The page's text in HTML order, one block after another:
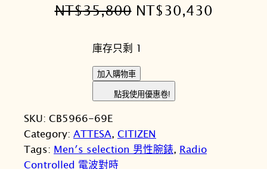
NT$35,800 原
價
格
：
T
$
NT$30,430
庫存只剩 1
C
T
I
Z
E
N
加入購物車
點我使用優惠卷!
SKU: CB5966-69E
Category: ATTESA, CITIZEN
Tags: Men′s selection 男性腕錶, Radio
Controlled 電波對時